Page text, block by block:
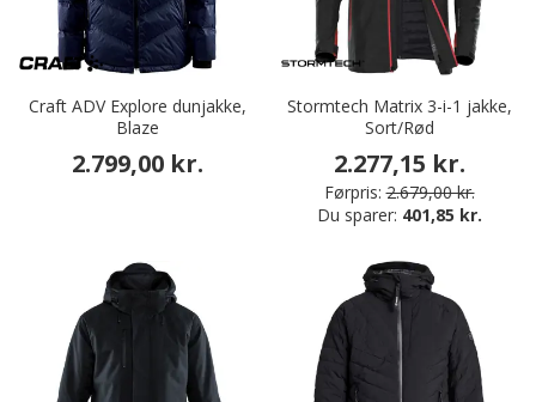
Craft ADV Explore dunjakke,
Blaze
2.799,00 kr.
Stormtech Matrix 3-i-1 jakke,
Sort/Rød
2.277,15 kr.
Førpris: 2.679,00 kr.
Du sparer: 401,85 kr.